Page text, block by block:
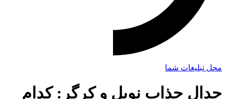
محل تبلیغات شما
جدال جذاب نویل و کرگر: کدام